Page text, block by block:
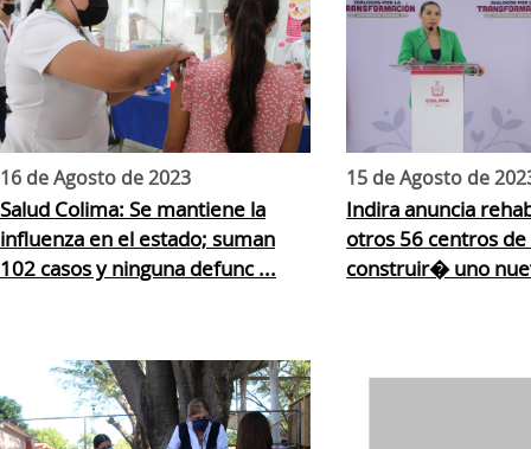
16 de Agosto de 2023
Salud Colima: Se mantiene la
influenza en el estado; suman
102 casos y ninguna defunc ...
15 de Agosto de
Indira anuncia
otros 56 centros de
construir� uno